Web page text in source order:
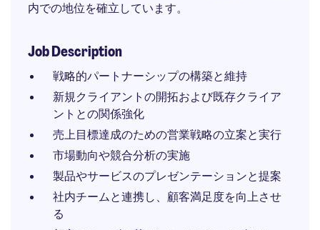
内での地位を確立しています。
Job Description
戦略的パートナーシップの構築と維持
新規クライアントの開拓および既存クライア
ントとの関係強化
売上目標達成のための営業戦略の立案と実行
市場動向や競合分析の実施
製品やサービスのプレゼンテーションと提案
社内チームと連携し、顧客満足度を向上させ
る